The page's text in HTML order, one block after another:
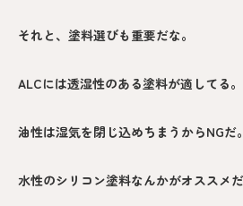
それと、塗料選びも重要だな。
ALCには透湿性のある塗料が適してる。
油性は湿気を閉じ込めちまうからNGだ。
水性のシリコン塗料なんかがオススメだ